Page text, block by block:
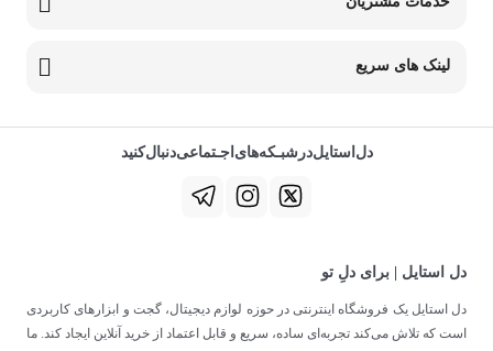
لینک های سریع
دل‌استایل‌در‌‌شبـکه‌های‌اجـتماعی‌دنبال‌کنید
دل استایل | برای دلِ تو
دل استایل یک فروشگاه اینترنتی در حوزه لوازم دیجیتال، گجت و ابزارهای کاربردی
است که تلاش می‌کند تجربه‌ای ساده، سریع و قابل اعتماد از خرید آنلاین ایجاد کند. ما